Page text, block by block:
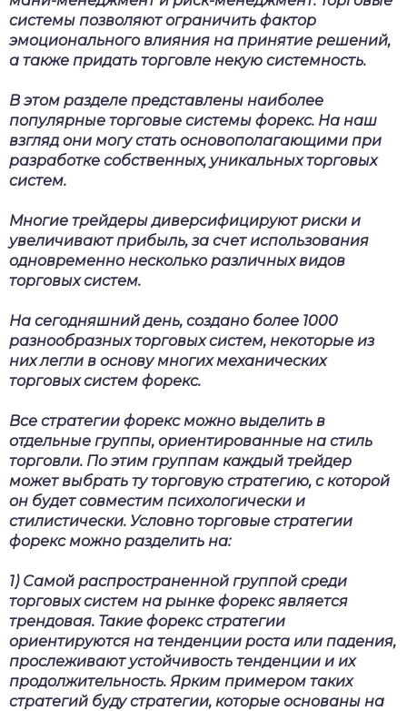
системы позволяют ограничить фактор
эмоционального влияния на принятие решений,
а также придать торговле некую системность.
В этом разделе представлены наиболее
популярные торговые системы форекс. На наш
взгляд они могу стать основополагающими при
разработке собственных, уникальных торговых
систем.
Многие трейдеры диверсифицируют риски и
увеличивают прибыль, за счет использования
одновременно несколько различных видов
торговых систем.
На сегодняшний день, создано более 1000
разнообразных торговых систем, некоторые из
них легли в основу многих механических
торговых систем форекс.
Все стратегии форекс можно выделить в
отдельные группы, ориентированные на стиль
торговли. По этим группам каждый трейдер
может выбрать ту торговую стратегию, с которой
он будет совместим психологически и
стилистически. Условно торговые стратегии
форексможно разделить на:
1) Самой распространенной группой среди
торговых систем на рынке форекс является
трендовая. Такие форекс стратегии
ориентируются на тенденции роста или падения,
прослеживают устойчивость тенденции и их
продолжительность. Ярким примером таких
стратегий буду стратегии, которые основаны на